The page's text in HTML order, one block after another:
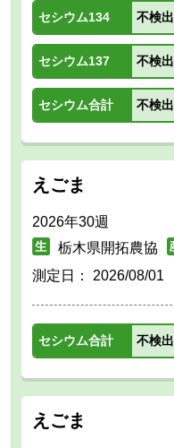
セシウム134 不検出
セシウム137 不検出
セシウム合計 不検出
えごま
2026年30週
栃木県開拓農協
測定日： 2026/08/01
セシウム合計 不検出
えごま